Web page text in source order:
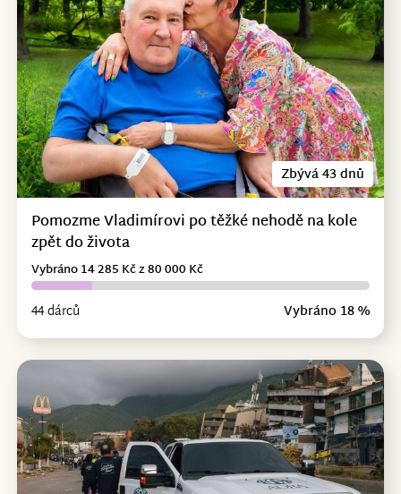
Zbývá 43 dnů
Pomozme Vladimírovi po těžké nehodě na kole
zpět do života
44 dárců Vybráno 18 %
Vybráno 14 285 Kč z 80 000 Kč